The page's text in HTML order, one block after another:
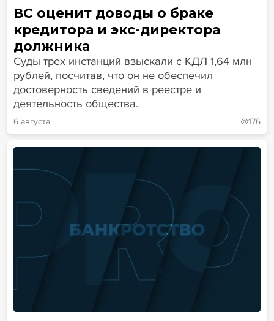
ВС оценит доводы о браке
кредитора и экс-директора
должника
Суды трех инстанций взыскали с КДЛ 1,64 млн
рублей, посчитав, что он не обеспечил
достоверность сведений в реестре и
деятельность общества.
6 августа 176